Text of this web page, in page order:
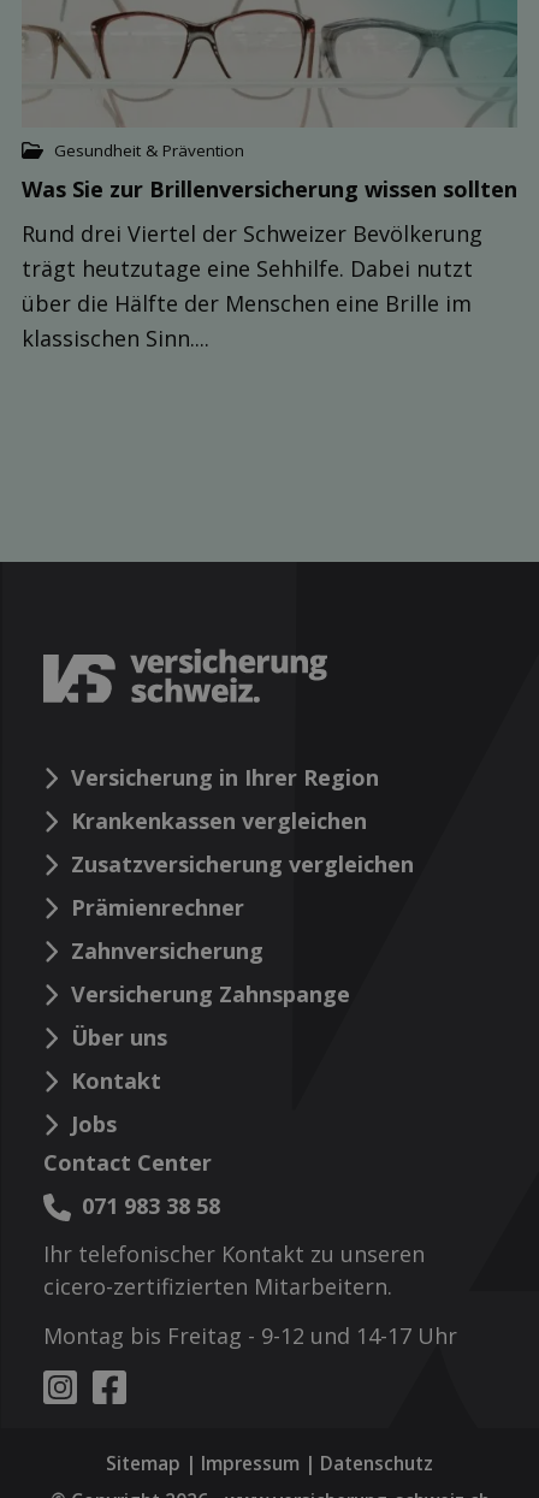
Gesundheit & Prävention
Was Sie zur Brillen­versicherung wissen sollten
Rund drei Viertel der Schweizer Bevölkerung
trägt heutzutage eine Sehhilfe. Dabei nutzt
über die Hälfte der Menschen eine Brille im
klassischen Sinn....
Versicherung in Ihrer Region
Krankenkassen vergleichen
Zusatzversicherung vergleichen
Prämienrechner
Zahnversicherung
Versicherung Zahnspange
Über uns
Kontakt
Jobs
Contact Center
071 983 38 58
Ihr telefonischer Kontakt zu unseren
cicero-zertifizierten Mitarbeitern.
Montag bis Freitag - 9-12 und 14-17 Uhr
Sitemap | Impressum | Datenschutz